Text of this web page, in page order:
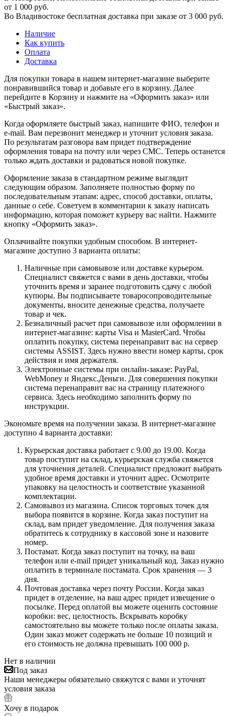
от 1 000 руб.
Во Владивостоке бесплатная доставка при заказе от 3 000 руб.
Наличие
Как купить
Оплата
Доставка
Для покупки товара в нашем интернет-магазине выберите
понравившийся товар и добавьте его в корзину. Далее
перейдите в Корзину и нажмите на «Оформить заказ» или
«Быстрый заказ».
Когда оформляете быстрый заказ, напишите ФИО, телефон и
e-mail. Вам перезвонит менеджер и уточнит условия заказа.
По результатам разговора вам придет подтверждение
оформления товара на почту или через СМС. Теперь останется
только ждать доставки и радоваться новой покупке.
Оформление заказа в стандартном режиме выглядит
следующим образом. Заполняете полностью форму по
последовательным этапам: адрес, способ доставки, оплаты,
данные о себе. Советуем в комментарии к заказу написать
информацию, которая поможет курьеру вас найти. Нажмите
кнопку «Оформить заказ».
Оплачивайте покупки удобным способом. В интернет-
магазине доступно 3 варианта оплаты:
Наличные при самовывозе или доставке курьером.
Специалист свяжется с вами в день доставки, чтобы
уточнить время и заранее подготовить сдачу с любой
купюры. Вы подписываете товаросопроводительные
документы, вносите денежные средства, получаете
товар и чек.
Безналичный расчет при самовывозе или оформлении в
интернет-магазине: карты Visa и MasterCard. Чтобы
оплатить покупку, система перенаправит вас на сервер
системы ASSIST. Здесь нужно ввести номер карты, срок
действия и имя держателя.
Электронные системы при онлайн-заказе: PayPal,
WebMoney и Яндекс.Деньги. Для совершения покупки
система перенаправит вас на страницу платежного
сервиса. Здесь необходимо заполнить форму по
инструкции.
Экономьте время на получении заказа. В интернет-магазине
доступно 4 варианта доставки:
Курьерская доставка работает с 9.00 до 19.00. Когда
товар поступит на склад, курьерская служба свяжется
для уточнения деталей. Специалист предложит выбрать
удобное время доставки и уточнит адрес. Осмотрите
упаковку на целостность и соответствие указанной
комплектации.
Самовывоз из магазина. Список торговых точек для
выбора появится в корзине. Когда заказ поступит на
склад, вам придет уведомление. Для получения заказа
обратитесь к сотруднику в кассовой зоне и назовите
номер.
Постамат. Когда заказ поступит на точку, на ваш
телефон или e-mail придет уникальный код. Заказ нужно
оплатить в терминале постамата. Срок хранения — 3
дня.
Почтовая доставка через почту России. Когда заказ
придет в отделение, на ваш адрес придет извещение о
посылке. Перед оплатой вы можете оценить состояние
коробки: вес, целостность. Вскрывать коробку
самостоятельно вы можете только после оплаты заказа.
Один заказ может содержать не больше 10 позиций и
его стоимость не должна превышать 100 000 р.
Нет в наличии
Под заказ
Наши менеджеры обязательно свяжутся с вами и уточнят
условия заказа
Хочу в подарок